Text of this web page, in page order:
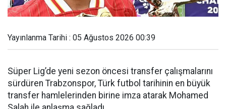
Yayınlanma Tarihi : 05 Ağustos 2026 00:39
Süper Lig’de yeni sezon öncesi transfer çalışmalarını
sürdüren Trabzonspor, Türk futbol tarihinin en büyük
transfer hamlelerinden birine imza atarak Mohamed